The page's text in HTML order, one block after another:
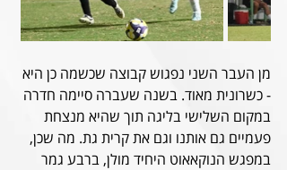
מן העבר השני נפגוש קבוצה שכשמה כן היא
- כשרונית מאוד. בשנה שעברה סיימה חדרה
במקום השלישי בליגה תוך שהיא מנצחת
פעמיים גם אותנו וגם את קרית גת. מה שכן,
במפגש הנוקאאוט היחיד מולן, ברבע גמר